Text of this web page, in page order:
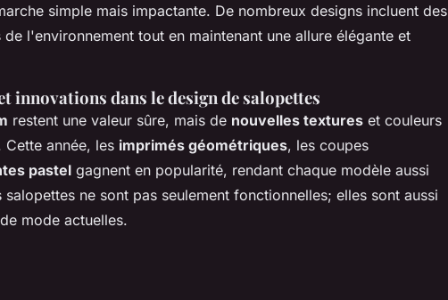
simple mais impactante. De nombreux designs incluent des
l'environnement tout en maintenant une allure élégante et
innovations dans le design de salopettes
restent une valeur sûre, mais de nouvelles textures et couleurs
année, les imprimés géométriques, les coupes
pastel gagnent en popularité, rendant chaque modèle aussi
ne sont pas seulement fonctionnelles; elles sont aussi
mode actuelles.